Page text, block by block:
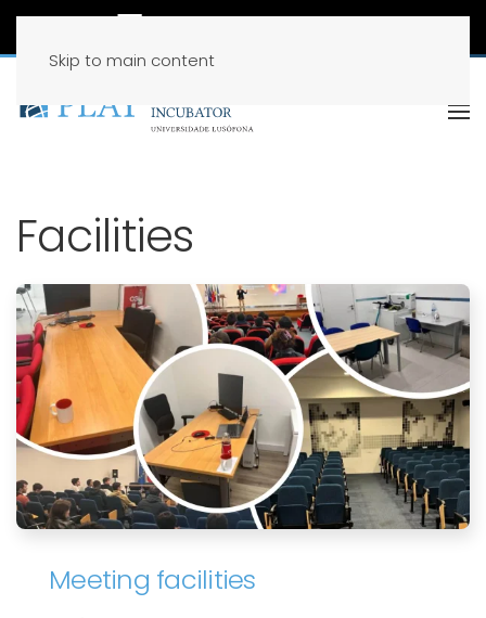
Skip to main content
Facilities
Meeting facilities